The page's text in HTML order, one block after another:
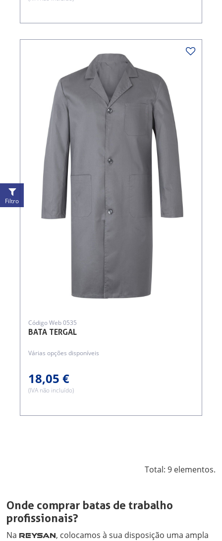
BATA TERGAL
Código Web 0535
Várias opções disponíveis
18,05 €
(IVA não incluído)
Total: 9 elementos.
Onde comprar batas de trabalho
profissionais?
Na REYSAN, colocamos à sua disposição uma ampla
Filtro